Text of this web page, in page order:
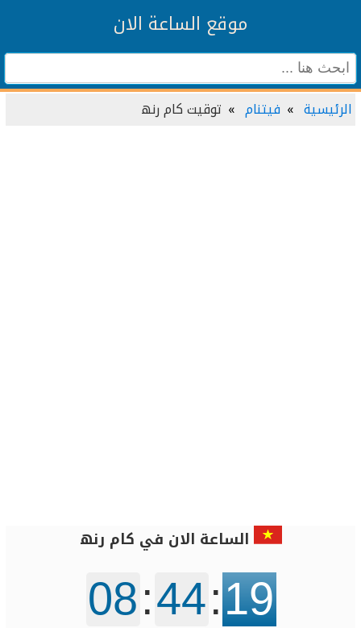
موقع الساعة الان
الرئيسية فيتنام توقيت کام رنھ
الساعة الان في کام رنھ
08:44:19